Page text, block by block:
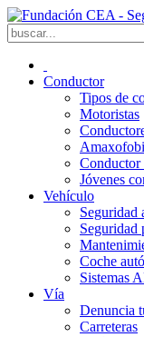
Conductor
Tipos de
Motoristas
Conductor
Jóvenes
Vehículo
Seguridad
Seguridad
Coche
Sistemas
Vía
Denuncia
Carreteras